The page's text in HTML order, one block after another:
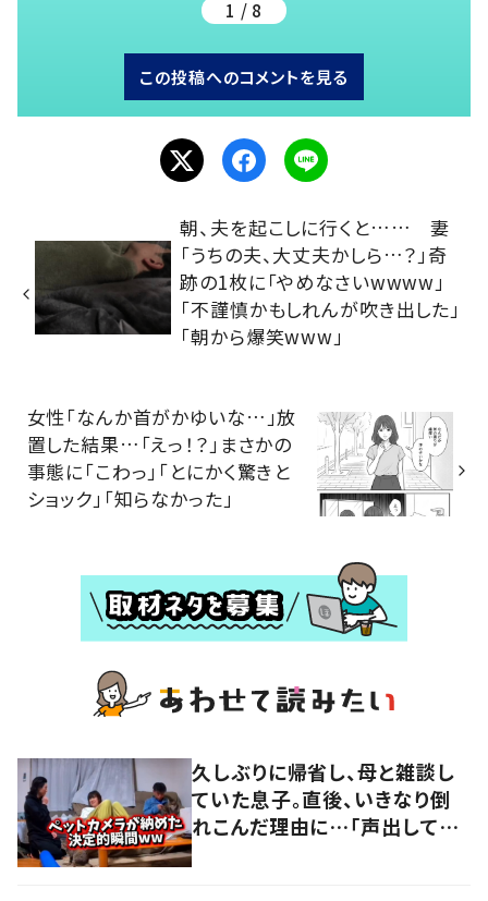
1 / 8
この投稿へのコメントを見る
朝、夫を起こしに行くと…… 妻
「うちの夫、大丈夫かしら…？」奇
跡の1枚に「やめなさいwwww」
「不謹慎かもしれんが吹き出した」
「朝から爆笑www」
女性「なんか首がかゆいな…」放
置した結果…「えっ！？」まさかの
事態に「こわっ」「とにかく驚きと
ショック」「知らなかった」
久しぶりに帰省し、母と雑談し
ていた息子。直後、いきなり倒
れこんだ理由に…「声出して笑